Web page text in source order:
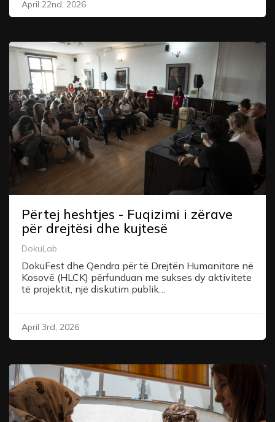
April 22nd, 2026
Përtej heshtjes - Fuqizimi i zërave
për drejtësi dhe kujtesë
DokuLab
DokuFest dhe Qendra për të Drejtën Humanitare në
Kosovë (HLCK) përfunduan me sukses dy aktivitete
të projektit, një diskutim publik…
April 3rd, 2026